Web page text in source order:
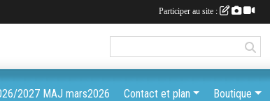
2027 MAJ mars2026 Contact et plan Boutique
Participer au site :